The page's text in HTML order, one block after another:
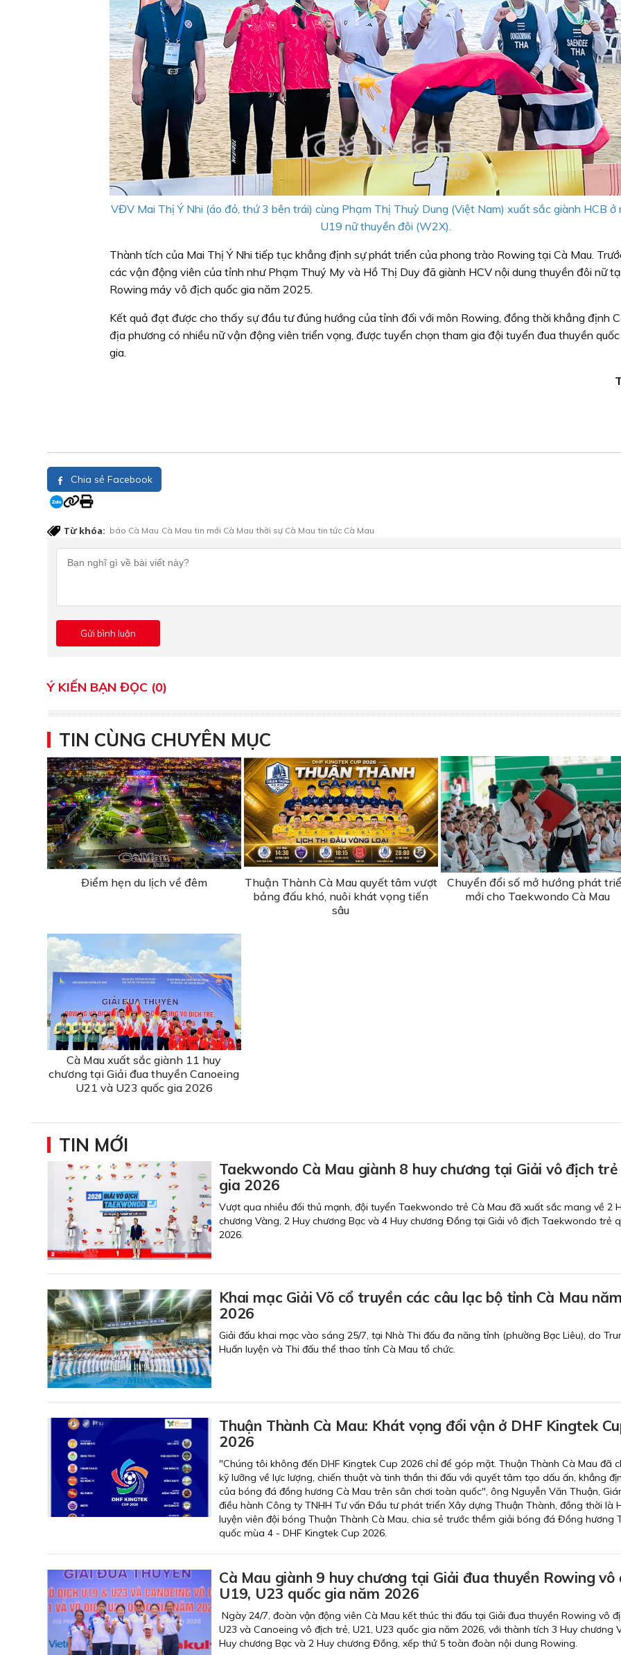
VĐV Mai Thị Ý Nhi (áo đỏ, thứ 3 bên trái) cùng Phạm Thị Thuỳ Dung (Việt Nam) xuất sắc giành HCB ở
U19 nữ thuyền đôi (W2X).
Thành tích của Mai Thị Ý Nhi tiếp tục khẳng định sự phát triển của phong trào Rowing tại Cà Mau.
các vận động viên của tỉnh như Phạm Thuý My và Hồ Thị Duy đã giành HCV nội dung thuyền đôi nữ
Rowing máy vô địch quốc gia năm 2025.
Kết quả đạt được cho thấy sự đầu tư đúng hướng của tỉnh đối với môn Rowing, đồng thời khẳng định
địa phương có nhiều nữ vận động viên triển vọng, được tuyển chọn tham gia đội tuyển đua thuyền quốc
gia.
Chia sẻ Facebook
Từ khóa: báo Cà Mau Cà Mau tin mới Cà Mau thời sự Cà Mau tin tức Cà Mau
Ý KIẾN BẠN ĐỌC (0)
TIN CÙNG CHUYÊN MỤC
Ðiểm hẹn du lịch về đêm
Thuận Thành Cà Mau quyết tâm vượt
bảng đấu khó, nuôi khát vọng tiến
sâu
Chuyển đổi số mở hướng phát
mới cho Taekwondo Cà Mau
Cà Mau xuất sắc giành 11 huy
chương tại Giải đua thuyền Canoeing
U21 và U23 quốc gia 2026
TIN MỚI
Taekwondo Cà Mau giành 8 huy chương tại Giải vô địch
gia 2026
Vượt qua nhiều đối thủ mạnh, đội tuyển Taekwondo trẻ Cà Mau đã xuất sắc mang về 2
chương Vàng, 2 Huy chương Bạc và 4 Huy chương Đồng tại Giải vô địch Taekwondo trẻ
2026.
Khai mạc Giải Võ cổ truyền các câu lạc bộ tỉnh Cà Mau
2026
Giải đấu khai mạc vào sáng 25/7, tại Nhà Thi đấu đa năng tỉnh (phường Bạc Liêu), do
Huấn luyện và Thi đấu thể thao tỉnh Cà Mau tổ chức.
Thuận Thành Cà Mau: Khát vọng đổi vận ở DHF Kingtek
2026
"Chúng tôi không đến DHF Kingtek Cup 2026 chỉ để góp mặt. Thuận Thành Cà Mau đã
kỹ lưỡng về lực lượng, chiến thuật và tinh thần thi đấu với quyết tâm tạo dấu ấn, khẳng
của bóng đá đồng hương Cà Mau trên sân chơi toàn quốc", ông Nguyễn Văn Thuận,
điều hành Công ty TNHH Tư vấn Đầu tư phát triển Xây dựng Thuận Thành, đồng thời là
luyện viên đội bóng Thuận Thành Cà Mau, chia sẻ trước thềm giải bóng đá Đồng hương
quốc mùa 4 - DHF Kingtek Cup 2026.
Cà Mau giành 9 huy chương tại Giải đua thuyền Rowing vô
U19, U23 quốc gia năm 2026
Ngày 24/7, đoàn vận động viên Cà Mau kết thúc thi đấu tại Giải đua thuyền Rowing vô
U23 và Canoeing vô địch trẻ, U21, U23 quốc gia năm 2026, với thành tích 3 Huy chương
Huy chương Bạc và 2 Huy chương Đồng, xếp thứ 5 toàn đoàn nội dung Rowing.